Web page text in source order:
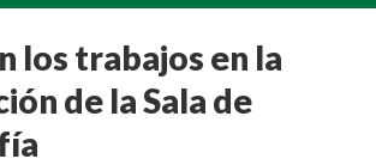
los trabajos en la
de la Sala de